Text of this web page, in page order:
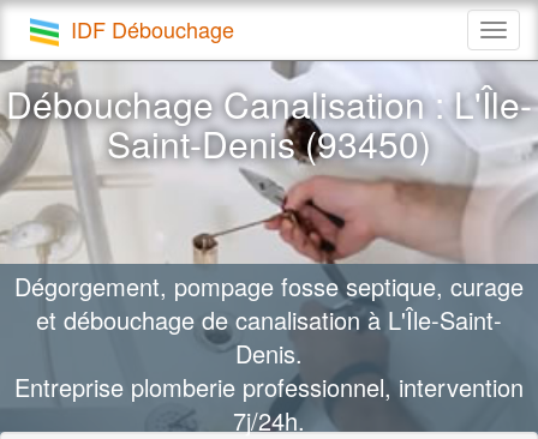
IDF Débouchage
Débouchage Canalisation : L'Île-
Saint-Denis (93450)
Dégorgement, pompage fosse septique, curage
et débouchage de canalisation à L'Île-Saint-
Denis.
Entreprise plomberie professionnel, intervention
7j/24h.